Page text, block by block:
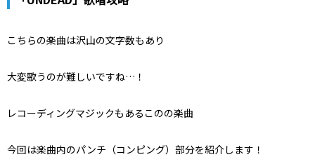
こちらの楽曲は沢山の文字数もあり
大変歌うのが難しいですね…！
レコーディングマジックもあるこのの楽曲
今回は楽曲内のパンチ（コンピング）部分を紹介します！